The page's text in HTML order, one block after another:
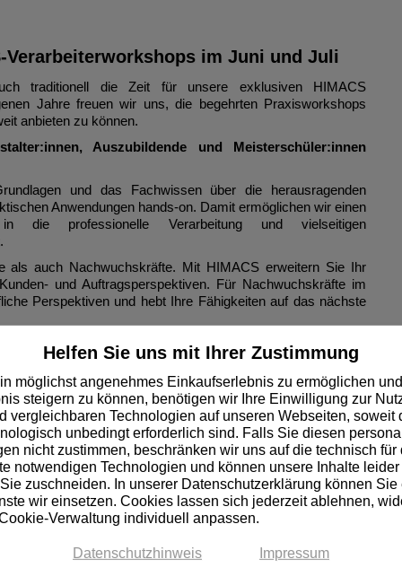
Verarbeiterworkshops im Juni und Juli
traditionell die Zeit für unsere exklusiven HIMACS
Jahre freuen wir uns, die begehrten Praxisworkshops
anbieten zu können.
Auszubildende und Meisterschüler:innen
und das Fachwissen über die herausragenden
Anwendungen hands-on. Damit ermöglichen wir einen
die professionelle Verarbeitung und vielseitigen
als auch Nachwuchskräfte. Mit HIMACS erweitern Sie Ihr
und Auftragsperspektiven. Für Nachwuchskräfte im
Perspektiven und hebt Ihre Fähigkeiten auf das nächste
Materials, das sich "nahezu so robust wie
kann. Erweitern Sie Ihr Auftragsspektrum und knüpfen Sie
Fertigkeiten mit, um mit HIMACS zu arbeiten. Das Material
bearbeiten und eröffnet gleichzeitig völlig neue
und dreidimensionale Formgebung – mit HIMACS
HIMACS durch seine fugenlose Verarbeitung und
maßgeschneiderte Möbel oder edle
Helfen Sie uns mit Ihrer Zustimmung
möglichst angenehmes Einkaufserlebnis zu ermöglichen
steigern zu können, benötigen wir Ihre Einwilligung zur
vergleichbaren Technologien auf unseren Webseiten, soweit
unbedingt erforderlich sind. Falls Sie diesen
nicht zustimmen, beschränken wir uns auf die technisch für
notwendigen Technologien und können unsere Inhalte
zuschneiden. In unserer Datenschutzerklärung können Sie
wir einsetzen. Cookies lassen sich jederzeit ablehnen,
Verwaltung individuell anpassen.
Datenschutzhinweis Impressum